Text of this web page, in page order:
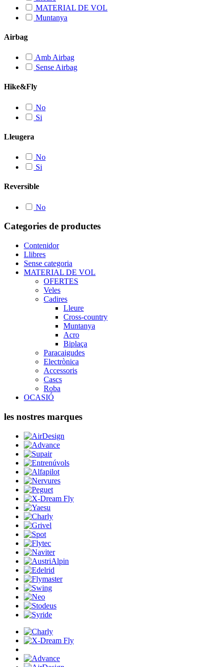
MATERIAL DE VOL
Muntanya
Airbag
Amb Airbag
Sense Airbag
Hike&Fly
No
Si
Lleugera
No
Si
Reversible
No
Categories de productes
Contenidor
Llibres
Sense categoria
MATERIAL DE VOL
OFERTES
Veles
Cadires
Lleure
Cross-country
Muntanya
Acro
Biplaça
Paracaigudes
Electrònica
Accessoris
Cascs
Roba
OCASIÓ
les nostres marques